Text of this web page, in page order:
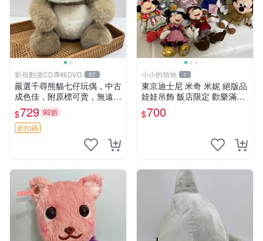
影視動漫CD專輯DVD 57
嚴選千尋熊貓七仔玩偶，中古
成色佳，附原標可賣，無遠方
一手送第二天即達 中古玩偶
熊貓七仔 千尋
$729 92折
折扣碼
小小的領地 1
東京迪士尼 米奇 米妮 絕版品
娃娃吊飾 飯店限定 歡樂滿人
間 復活節
$700